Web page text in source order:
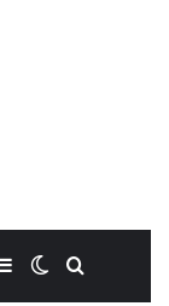
Switch
Sidebar